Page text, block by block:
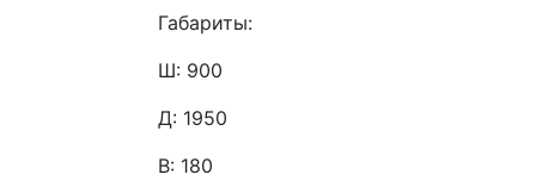
Габариты:
Ш: 900
Д: 1950
В: 180